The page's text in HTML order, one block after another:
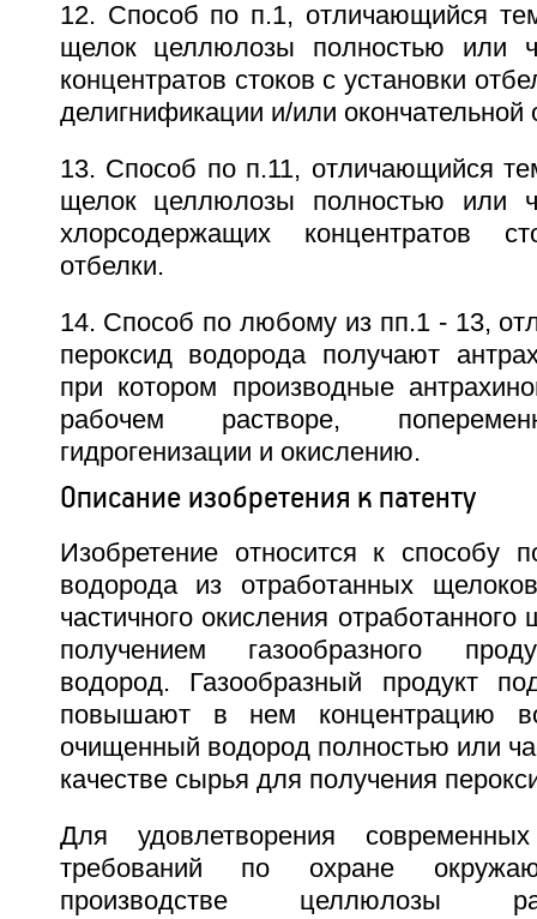
12. Способ по п.1, отличающийся
щелок целлюлозы полностью или
концентратов стоков с установки
делигнификации и/или
13. Способ по п.11, отличающийся
щелок целлюлозы полностью или
хлорсодержащих концентратов
отбелки.
14. Способ по любому из пп.1 - 13,
пероксид водорода получают
при котором производные
рабочем растворе,
гидрогенизации и окислению.
Описание изобретения к патенту
Изобретение относится к способу
водорода из отработанных
частичного окисления
получением газообразного
водород. Газообразный продукт
повышают в нем концентрацию
очищенный водород полностью или
качестве сырья для получения
Для удовлетворения
требований по охране
производстве целлюлозы